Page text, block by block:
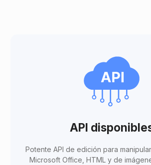
API
Potente API de edición para
Microsoft Office, HTML y de